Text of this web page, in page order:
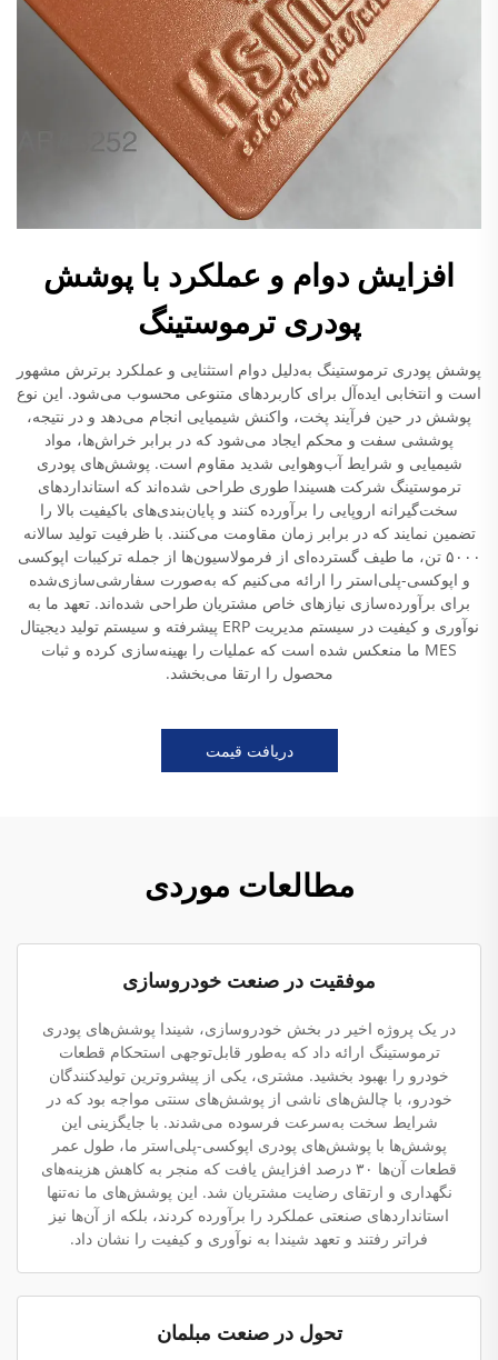
افزایش دوام و عملکرد با پوشش
پودری ترموستینگ
پوشش پودری ترموستینگ به‌دلیل دوام استثنایی و عملکرد برترش مشهور
است و انتخابی ایده‌آل برای کاربردهای متنوعی محسوب می‌شود. این نوع
پوشش در حین فرآیند پخت، واکنش شیمیایی انجام می‌دهد و در نتیجه،
پوششی سفت و محکم ایجاد می‌شود که در برابر خراش‌ها، مواد
شیمیایی و شرایط آب‌وهوایی شدید مقاوم است. پوشش‌های پودری
ترموستینگ شرکت هسیندا طوری طراحی شده‌اند که استانداردهای
سخت‌گیرانه اروپایی را برآورده کنند و پایان‌بندی‌های باکیفیت بالا را
تضمین نمایند که در برابر زمان مقاومت می‌کنند. با ظرفیت تولید سالانه
۵۰۰۰ تن، ما طیف گسترده‌ای از فرمولاسیون‌ها از جمله ترکیبات اپوکسی
و اپوکسی-پلی‌استر را ارائه می‌کنیم که به‌صورت سفارشی‌سازی‌شده
برای برآورده‌سازی نیازهای خاص مشتریان طراحی شده‌اند. تعهد ما به
نوآوری و کیفیت در سیستم مدیریت ERP پیشرفته و سیستم تولید دیجیتال
MES ما منعکس شده است که عملیات را بهینه‌سازی کرده و ثبات
محصول را ارتقا می‌بخشد.
دریافت قیمت
مطالعات موردی
موفقیت در صنعت خودروسازی
در یک پروژه اخیر در بخش خودروسازی، شیندا پوشش‌های پودری
ترموستینگ ارائه داد که به‌طور قابل‌توجهی استحکام قطعات
خودرو را بهبود بخشید. مشتری، یکی از پیشروترین تولیدکنندگان
خودرو، با چالش‌های ناشی از پوشش‌های سنتی مواجه بود که در
شرایط سخت به‌سرعت فرسوده می‌شدند. با جایگزینی این
پوشش‌ها با پوشش‌های پودری اپوکسی-پلی‌استر ما، طول عمر
قطعات آن‌ها ۳۰ درصد افزایش یافت که منجر به کاهش هزینه‌های
نگهداری و ارتقای رضایت مشتریان شد. این پوشش‌های ما نه‌تنها
استانداردهای صنعتی عملکرد را برآورده کردند، بلکه از آن‌ها نیز
فراتر رفتند و تعهد شیندا به نوآوری و کیفیت را نشان داد.
تحول در صنعت مبلمان